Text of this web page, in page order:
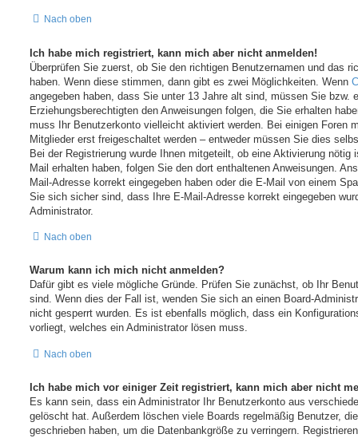
Nach oben
Ich habe mich registriert, kann mich aber nicht anmelden!
Überprüfen Sie zuerst, ob Sie den richtigen Benutzernamen und das
haben. Wenn diese stimmen, dann gibt es zwei Möglichkeiten. Wenn
angegeben haben, dass Sie unter 13 Jahre alt sind, müssen Sie bzw.
Erziehungsberechtigten den Anweisungen folgen, die Sie erhalten
muss Ihr Benutzerkonto vielleicht aktiviert werden. Bei einigen Foren
Mitglieder erst freigeschaltet werden – entweder müssen Sie dies
Bei der Registrierung wurde Ihnen mitgeteilt, ob eine Aktivierung nötig
Mail erhalten haben, folgen Sie den dort enthaltenen Anweisungen.
Mail-Adresse korrekt eingegeben haben oder die E-Mail von einem
Sie sich sicher sind, dass Ihre E-Mail-Adresse korrekt eingegeben
Administrator.
Nach oben
Warum kann ich mich nicht anmelden?
Dafür gibt es viele mögliche Gründe. Prüfen Sie zunächst, ob Ihr
sind. Wenn dies der Fall ist, wenden Sie sich an einen Board-
nicht gesperrt wurden. Es ist ebenfalls möglich, dass ein
vorliegt, welches ein Administrator lösen muss.
Nach oben
Ich habe mich vor einiger Zeit registriert, kann mich aber nicht
Es kann sein, dass ein Administrator Ihr Benutzerkonto aus
gelöscht hat. Außerdem löschen viele Boards regelmäßig Benutzer,
geschrieben haben, um die Datenbankgröße zu verringern.